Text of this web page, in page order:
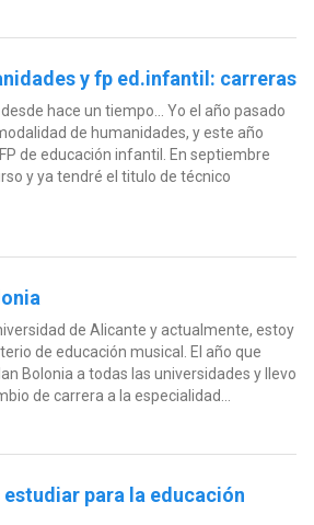
y fp ed.infantil: carreras
hace un tiempo... Yo el año pasado
de humanidades, y este año
de educación infantil. En septiembre
y ya tendré el titulo de técnico
de Alicante y actualmente, estoy
de educación musical. El año que
Bolonia a todas las universidades y llevo
de carrera a la especialidad...
para la educación